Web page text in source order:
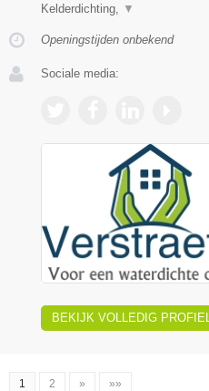
Kelderdichting,
▼
Openingstijden onbekend
Sociale media:
BEKIJK VOLLEDIG PROFIEL
1 2 » »»